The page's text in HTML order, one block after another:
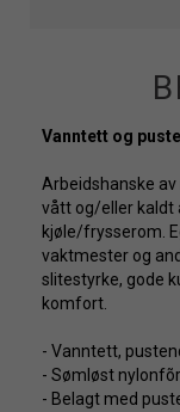
Vanntett og
Arbeidshanske
vått og/eller kaldt
kjøle/frysserom.
vaktmester og
slitestyrke, gode
komfort.
- Vanntett,
- Sømløst
- Belagt med